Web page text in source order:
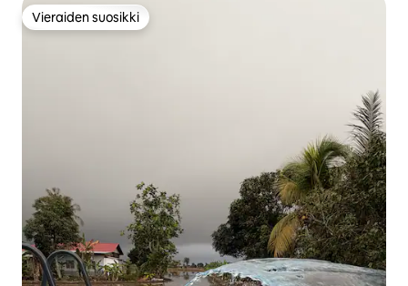
Vieraiden suosikki
Vieraiden suosikki